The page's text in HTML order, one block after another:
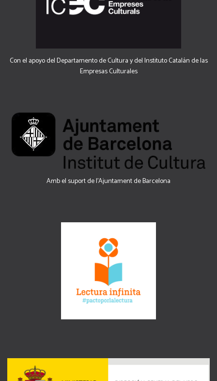
Con el apoyo del Departamento de Cultura y del Instituto Catalán de las
Empresas Culturales
Amb el suport de l’Ajuntament de Barcelona